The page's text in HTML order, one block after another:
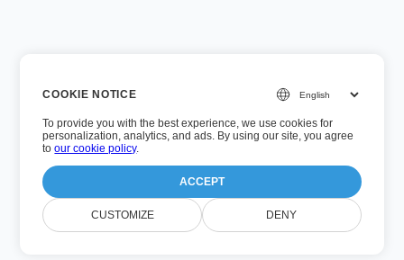
Πολιτική Απορρήτου
Οροι χρήσης
Εκτελεστική πρόσβαση
Αριθμός έκδοσης: 26.7.5
Τελευταία ενημέρωση: Τετάρτη, 5 Αυγούστου 2026
COOKIE NOTICE
To provide you with the best experience, we use cookies for
personalization, analytics, and ads. By using our site, you agree
toour cookie policy.
ACCEPT
CUSTOMIZE DENY